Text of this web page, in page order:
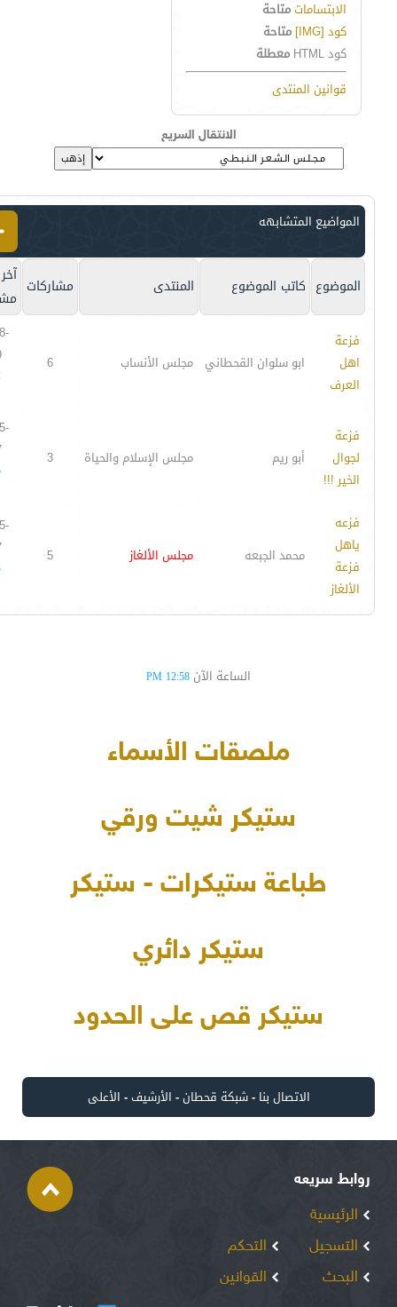
الابتساماتمتاحة
كود [IMG]
متاحة
كود HTML
معطلة
قوانين المنتدى
الانتقال السريع
المواضيع المتشابهه
الموضوع كاتب الموضوع المنتدى مشاركات آخر
فزعة
اهل
العرف
ابو سلوان القحطاني مجلس الأنساب 6
فزعة
لجوال
الخير !!!
أبو ريم مجلس الإسلام والحياة 3
فزعه
ياهل
فزعة
الألغاز
محمد الجبعه مجلس الألغاز 5
الساعة الآن 12:58 PM
ملصقات الأسماء
ستيكر شيت ورقي
طباعة ستيكرات - ستيكر
ستيكر دائري
ستيكر قص على الحدود
الاتصال بنا -شبكة قحطان- الأرشيف- الأعلى
روابط سريعه
الرئيسية
التسجيل
البحث
التحكم
القوانين